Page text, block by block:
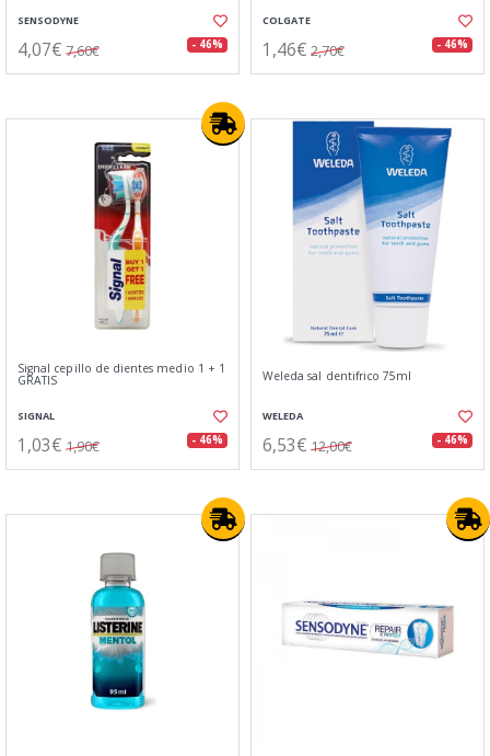
SENSODYNE
4,07€ 7,60€ - 46%
COLGATE
1,46€ 2,70€ - 46%
Signal cepillo de dientes medio 1 + 1
GRATIS
SIGNAL
1,03€ 1,90€ - 46%
Weleda sal dentifrico 75ml
WELEDA
6,53€ 12,00€ - 46%